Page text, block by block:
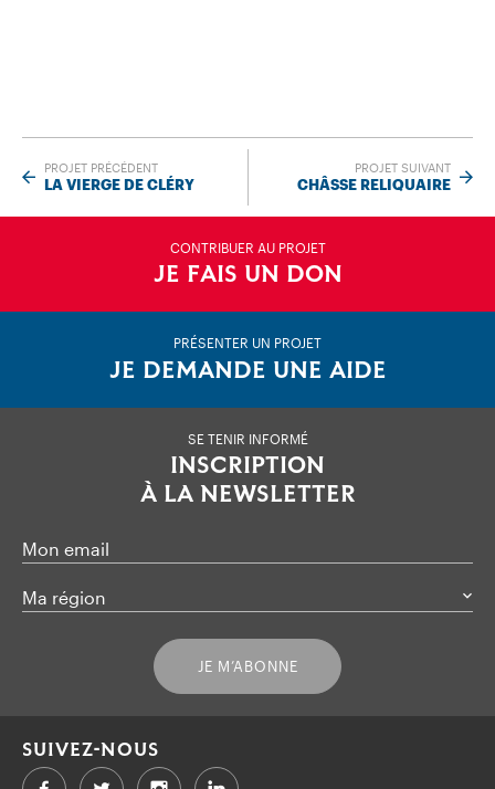
PROJET PRÉCÉDENT
LA VIERGE DE CLÉRY
PROJET SUIVANT
CHÂSSE RELIQUAIRE
CONTRIBUER AU PROJET
JE FAIS UN DON
PRÉSENTER UN PROJET
JE DEMANDE UNE AIDE
SE TENIR INFORMÉ
INSCRIPTION
À LA NEWSLETTER
Mon email
Ma région
JE M’ABONNE
SUIVEZ-NOUS